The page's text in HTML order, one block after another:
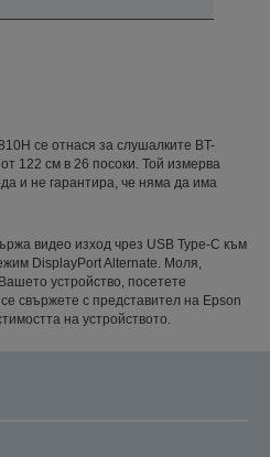
се отнася за слушалките BT-
122 см в 26 посоки. Той измерва
и не гарантира, че няма да има
видео изход чрез USB Type-C към
DisplayPort Alternate. Моля,
устройство, посетете
свържете с представител на Epson
на устройството.